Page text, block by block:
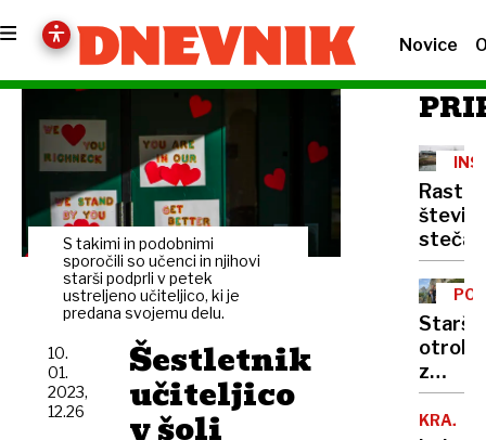
Novice
S takimi in podobnimi
sporočili so učenci in njihovi
starši podprli v petek
ustreljeno učiteljico, ki je
predana svojemu delu.
Šestletnik
učiteljico
v šoli
10.
01.
2023,
12.26
Rast
števila
Starši
otrok
z
KRAJA